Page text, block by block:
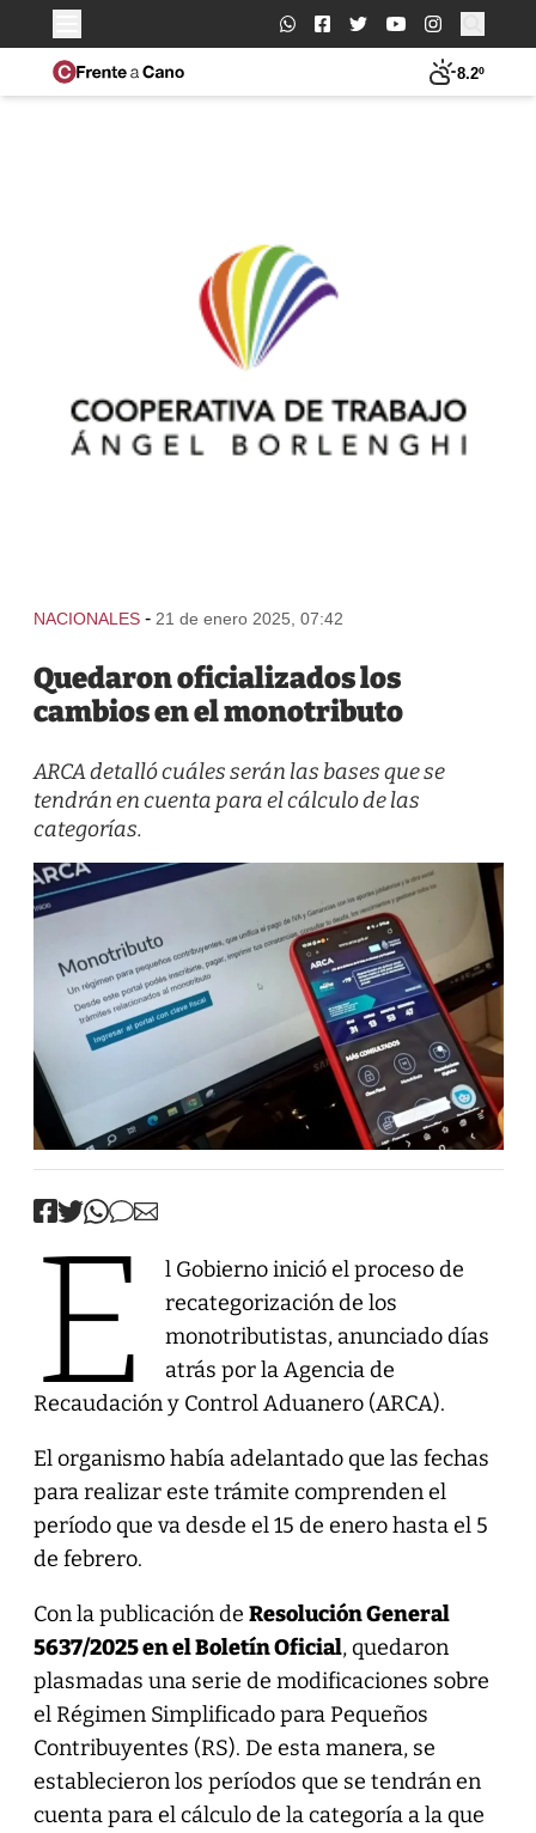
Buscar:
8.2º
NACIONALES - 21 de enero 2025, 07:42
Quedaron oficializados los
cambios en el monotributo
ARCA detalló cuáles serán las bases que se
tendrán en cuenta para el cálculo de las
categorías.
E
l Gobierno inició el proceso de
recategorización de los
monotributistas, anunciado días
atrás por la Agencia de
Recaudación y Control Aduanero (ARCA).
El organismo había adelantado que las fechas
para realizar este trámite comprenden el
período que va desde el 15 de enero hasta el 5
de febrero.
Con la publicación de Resolución General
5637/2025 en el Boletín Oficial, quedaron
plasmadas una serie de modificaciones sobre
el Régimen Simplificado para Pequeños
Contribuyentes (RS). De esta manera, se
establecieron los períodos que se tendrán en
cuenta para el cálculo de la categoría a la que